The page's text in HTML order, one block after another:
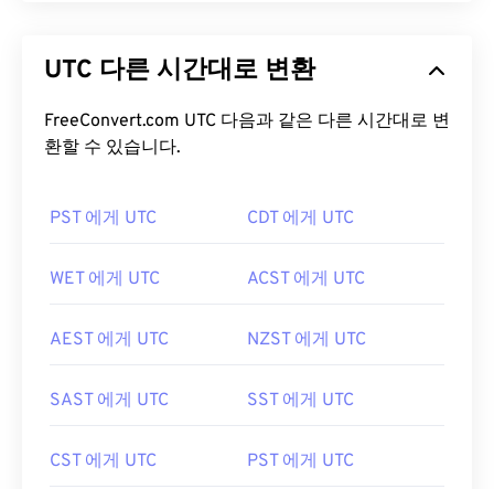
UTC 다른 시간대로 변환
FreeConvert.com UTC 다음과 같은 다른 시간대로 변
환할 수 있습니다.
PST 에게 UTC CDT 에게 UTC
WET 에게 UTC ACST 에게 UTC
AEST 에게 UTC NZST 에게 UTC
SAST 에게 UTC SST 에게 UTC
CST 에게 UTC PST 에게 UTC